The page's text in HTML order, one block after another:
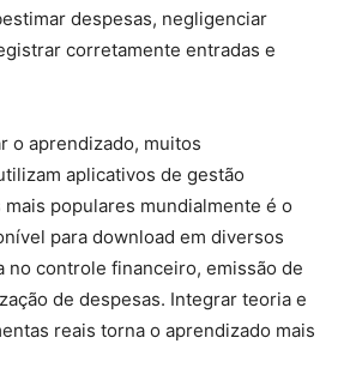
despesas, negligenciar
corretamente entradas e
o aprendizado, muitos
aplicativos de gestão
populares mundialmente é o
para download em diversos
no controle financeiro, emissão de
de despesas. Integrar teoria e
reais torna o aprendizado mais